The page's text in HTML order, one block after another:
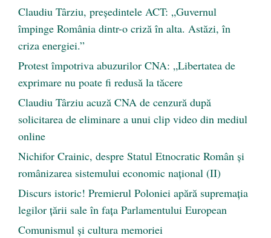
Claudiu Târziu, președintele ACT: „Guvernul
împinge România dintr-o criză în alta. Astăzi, în
criza energiei.”
Protest împotriva abuzurilor CNA: „Libertatea de
exprimare nu poate fi redusă la tăcere
Claudiu Târziu acuză CNA de cenzură după
solicitarea de eliminare a unui clip video din mediul
online
Nichifor Crainic, despre Statul Etnocratic Român şi
românizarea sistemului economic naţional (II)
Discurs istoric! Premierul Poloniei apără supremația
legilor țării sale în fața Parlamentului European
Comunismul şi cultura memoriei